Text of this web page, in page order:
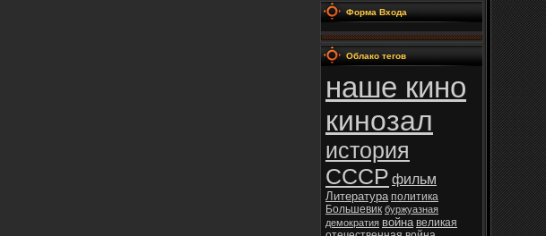
Форма Входа
Облако тегов
наше кино
кинозал
история
СССР фильм
Литература политика
Большевик буржуазная
демократия война великая